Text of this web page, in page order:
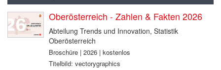
Oberösterreich - Zahlen & Fakten 2026
Abteilung Trends und Innovation, Statistik
Oberösterreich
Broschüre | 2026 | kostenlos
Titelbild: vectorygraphics